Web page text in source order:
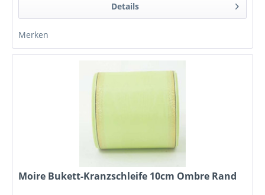
Details
Merken
Moire Bukett-Kranzschleife 10cm Ombre Rand